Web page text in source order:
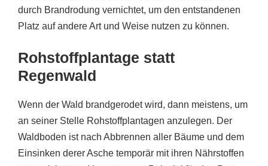
durch Brandrodung vernichtet, um den entstandenen
Platz auf andere Art und Weise nutzen zu können.
Rohstoffplantage statt
Regenwald
Wenn der Wald brandgerodet wird, dann meistens, um
an seiner Stelle Rohstoffplantagen anzulegen. Der
Waldboden ist nach Abbrennen aller Bäume und dem
Einsinken derer Asche temporär mit ihren Nährstoffen